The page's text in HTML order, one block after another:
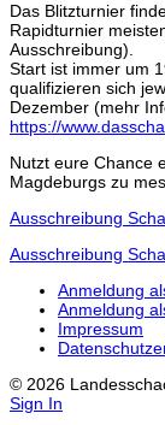
Das Blitzturnier
Rapidturnier
Ausschreibung).
Start ist immer um
qualifizieren sich
Dezember (mehr
https://
Nutzt eure Chance
Magdeburgs zu
Ausschreibung
Ausschreibung
Anmeldung
Anmeldung
Impressum
© 2026
Sign In